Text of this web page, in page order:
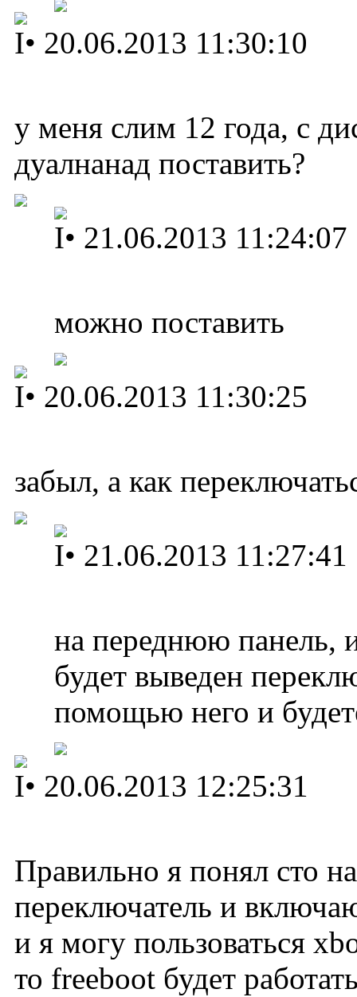
I• 20.06.2013 11:30:10
у меня слим 12 года, с
дуалнанад поставить?
I• 21.06.2013 11:24:07
можно поставить
I• 20.06.2013 11:30:25
забыл, а как
I• 21.06.2013 11:27:41
на переднюю панель,
будет выведен
помощью него и
I• 20.06.2013 12:25:31
Правильно я понял сто
переключатель и
и я могу пользоваться
то freeboot будет